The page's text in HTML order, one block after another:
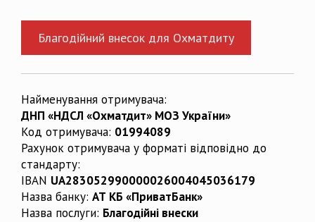
Благодійний внесок для Охматдиту
Найменування отримувача:
ДНП «НДСЛ «Охматдит» МОЗ України»
Код отримувача: 01994089
Рахунок отримувача у форматі відповідно до
стандарту:
IBAN UA283052990000026004045036179
Назва банку: АТ КБ «ПриватБанк»
Назва послуги: Благодійні внески